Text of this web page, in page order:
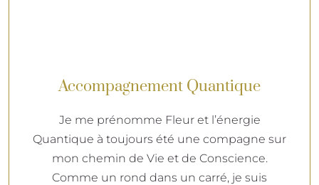
Accompagnement Quantique
Je me prénomme Fleur et l’énergie
Quantique à toujours été une compagne sur
mon chemin de Vie et de Conscience.
Comme un rond dans un carré, je suis